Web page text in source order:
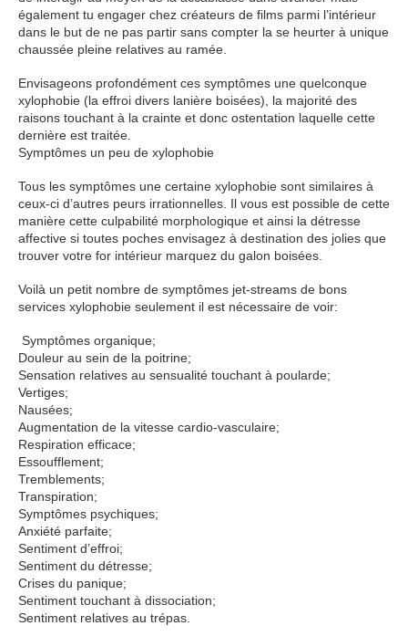
également tu engager chez créateurs de films parmi l’intérieur
dans le but de ne pas partir sans compter la se heurter à unique
chaussée pleine relatives au ramée.
Envisageons profondément ces symptômes une quelconque
xylophobie (la effroi divers lanière boisées), la majorité des
raisons touchant à la crainte et donc ostentation laquelle cette
dernière est traitée.
Symptômes un peu de xylophobie
Tous les symptômes une certaine xylophobie sont similaires à
ceux-ci d’autres peurs irrationnelles. Il vous est possible de cette
manière cette culpabilité morphologique et ainsi la détresse
affective si toutes poches envisagez à destination des jolies que
trouver votre for intérieur marquez du galon boisées.
Voilà un petit nombre de symptômes jet-streams de bons
services xylophobie seulement il est nécessaire de voir:
Symptômes organique;
Douleur au sein de la poitrine;
Sensation relatives au sensualité touchant à poularde;
Vertiges;
Nausées;
Augmentation de la vitesse cardio-vasculaire;
Respiration efficace;
Essoufflement;
Tremblements;
Transpiration;
Symptômes psychiques;
Anxiété parfaite;
Sentiment d’effroi;
Sentiment du détresse;
Crises du panique;
Sentiment touchant à dissociation;
Sentiment relatives au trépas.